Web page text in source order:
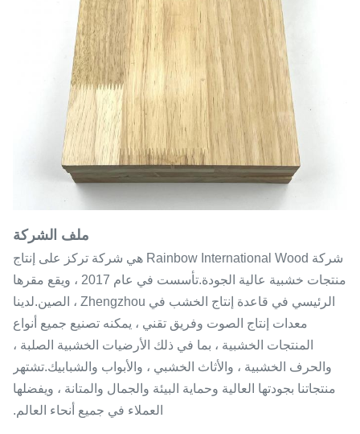
ملف الشركة
شركة Rainbow International Wood هي شركة تركز على إنتاج
منتجات خشبية عالية الجودة.تأسست في عام 2017 ، ويقع مقرها
الرئيسي في قاعدة إنتاج الخشب في Zhengzhou ، الصين.لدينا
معدات إنتاج الصوت وفريق تقني ، يمكنه تصنيع جميع أنواع
المنتجات الخشبية ، بما في ذلك الأرضيات الخشبية الصلبة ،
والحرف الخشبية ، والأثاث الخشبي ، والأبواب والشبابيك.تشتهر
منتجاتنا بجودتها العالية وحماية البيئة والجمال والمتانة ، ويفضلها
العملاء في جميع أنحاء العالم.